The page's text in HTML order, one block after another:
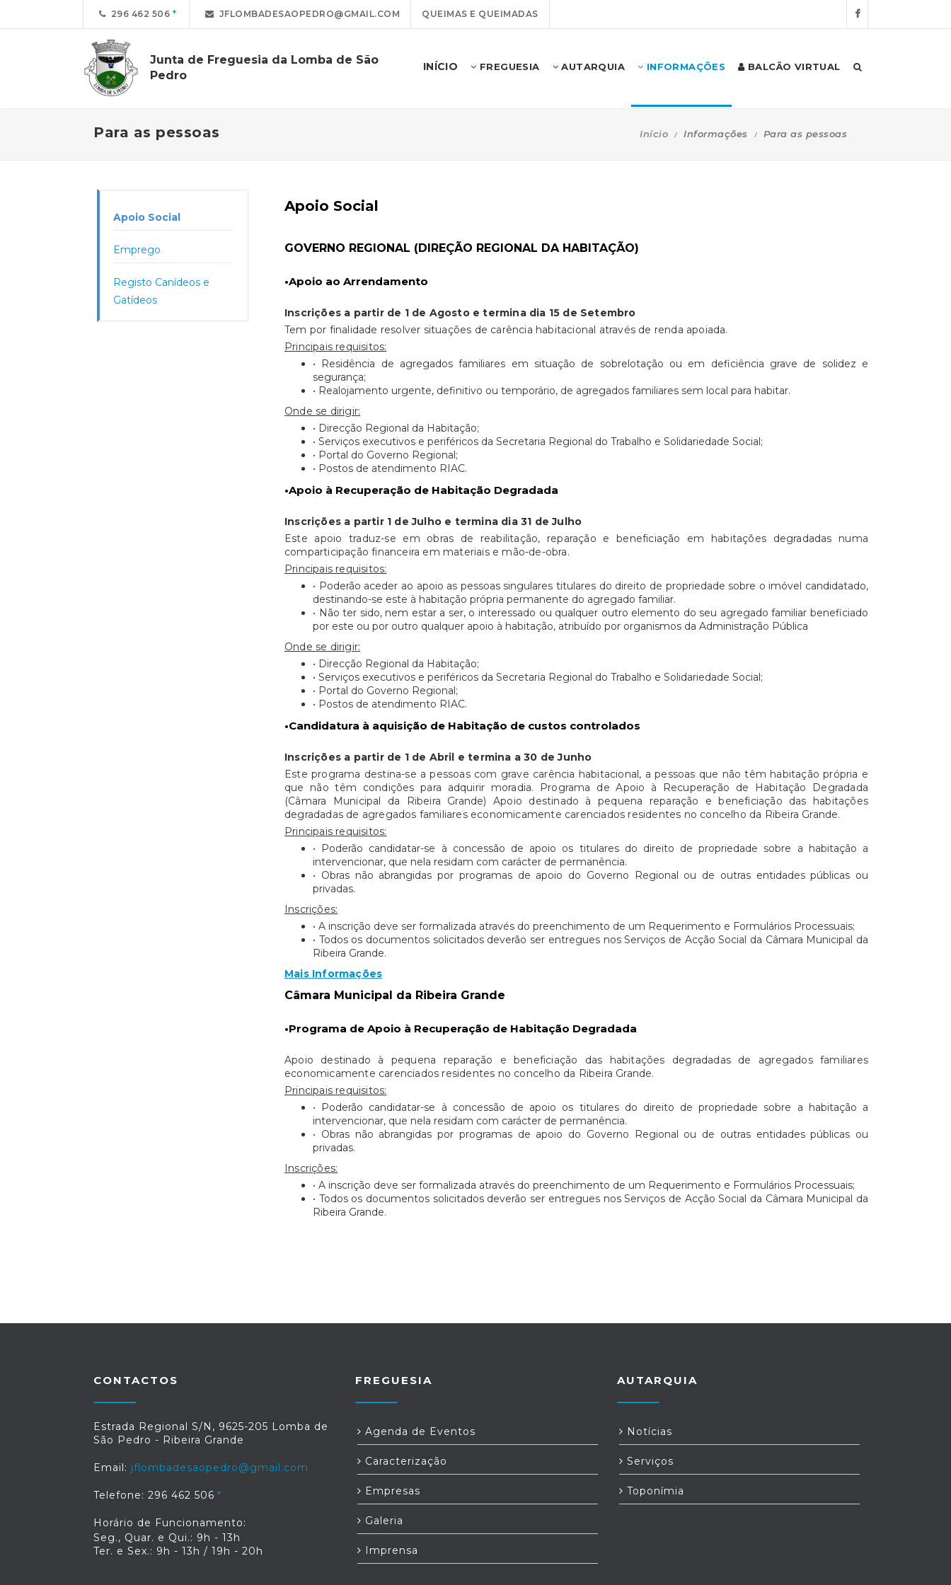
296 462 506 JFLOMBADESAOPEDRO@GMAIL.COM QUEIMAS E QUEIMADAS
Junta de Freguesia da Lomba de São
Pedro
INÍCIO FREGUESIA AUTARQUIA INFORMAÇÕES BALCÃO VIRTUAL
Para as pessoas Início Informações Para as pessoas
Apoio Social
Emprego
Registo Canídeos e
Gatídeos
Apoio Social
GOVERNO REGIONAL (DIREÇÃO REGIONAL DA HABITAÇÃO)
•Apoio ao Arrendamento
Inscrições a partir de 1 de Agosto e termina dia 15 de Setembro
Tem por finalidade resolver situações de carência habitacional através de renda apoiada.
Principais requisitos:
• Residência de agregados familiares em situação de sobrelotação ou em deficiência grave de solidez e
segurança;
• Realojamento urgente, definitivo ou temporário, de agregados familiares sem local para habitar.
Onde se dirigir:
• Direcção Regional da Habitação;
• Serviços executivos e periféricos da Secretaria Regional do Trabalho e Solidariedade Social;
• Portal do Governo Regional;
• Postos de atendimento RIAC.
•Apoio à Recuperação de Habitação Degradada
Inscrições a partir 1 de Julho e termina dia 31 de Julho
Este apoio traduz-se em obras de reabilitação, reparação e beneficiação em habitações degradadas numa
comparticipação financeira em materiais e mão-de-obra.
Principais requisitos:
• Poderão aceder ao apoio as pessoas singulares titulares do direito de propriedade sobre o imóvel candidatado,
destinando-se este à habitação própria permanente do agregado familiar.
• Não ter sido, nem estar a ser, o interessado ou qualquer outro elemento do seu agregado familiar beneficiado
por este ou por outro qualquer apoio à habitação, atribuído por organismos da Administração Pública
Onde se dirigir:
• Direcção Regional da Habitação;
• Serviços executivos e periféricos da Secretaria Regional do Trabalho e Solidariedade Social;
• Portal do Governo Regional;
• Postos de atendimento RIAC.
•Candidatura à aquisição de Habitação de custos controlados
Inscrições a partir de 1 de Abril e termina a 30 de Junho
Este programa destina-se a pessoas com grave carência habitacional, a pessoas que não têm habitação própria e
que não têm condições para adquirir moradia. Programa de Apoio à Recuperação de Habitação Degradada
(Câmara Municipal da Ribeira Grande) Apoio destinado à pequena reparação e beneficiação das habitações
degradadas de agregados familiares economicamente carenciados residentes no concelho da Ribeira Grande.
Principais requisitos:
• Poderão candidatar-se à concessão de apoio os titulares do direito de propriedade sobre a habitação a
intervencionar, que nela residam com carácter de permanência.
• Obras não abrangidas por programas de apoio do Governo Regional ou de outras entidades públicas ou
privadas.
Inscrições:
• A inscrição deve ser formalizada através do preenchimento de um Requerimento e Formulários Processuais;
• Todos os documentos solicitados deverão ser entregues nos Serviços de Acção Social da Câmara Municipal da
Ribeira Grande.
Mais Informações
Câmara Municipal da Ribeira Grande
•Programa de Apoio à Recuperação de Habitação Degradada
Apoio destinado à pequena reparação e beneficiação das habitações degradadas de agregados familiares
economicamente carenciados residentes no concelho da Ribeira Grande.
Principais requisitos:
• Poderão candidatar-se à concessão de apoio os titulares do direito de propriedade sobre a habitação a
intervencionar, que nela residam com carácter de permanência.
• Obras não abrangidas por programas de apoio do Governo Regional ou de outras entidades públicas ou
privadas.
Inscrições:
• A inscrição deve ser formalizada através do preenchimento de um Requerimento e Formulários Processuais;
• Todos os documentos solicitados deverão ser entregues nos Serviços de Acção Social da Câmara Municipal da
Ribeira Grande.
CONTACTOS
Estrada Regional S/N, 9625-205 Lomba de
São Pedro - Ribeira Grande
Email: jflombadesaopedro@gmail.com
Telefone: 296 462 506
Horário de Funcionamento:
Seg., Quar. e Qui.: 9h - 13h
Ter. e Sex.: 9h - 13h / 19h - 20h
FREGUESIA
Agenda de Eventos
Caracterização
Empresas
Galeria
Imprensa
AUTARQUIA
Notícias
Serviços
Toponímia